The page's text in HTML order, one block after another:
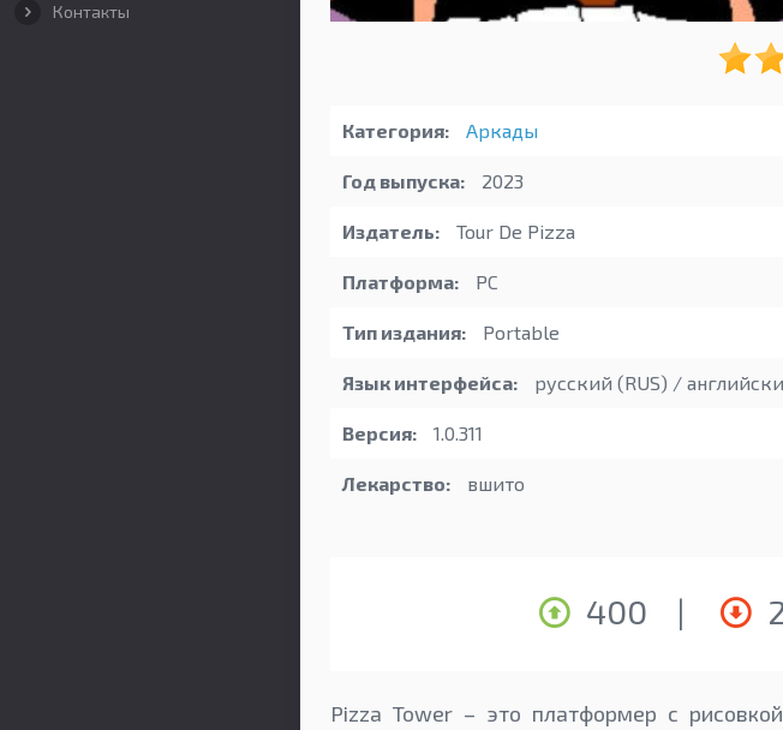
Контакты
Категория: Аркады
Год выпуска: 2023
Издатель: Tour De Pizza
Платформа: PC
Тип издания: Portable
Язык интерфейса: русский (RUS) /
Версия: 1.0.311
Лекарство: вшито
400 |
Pizza Tower – это платформер с